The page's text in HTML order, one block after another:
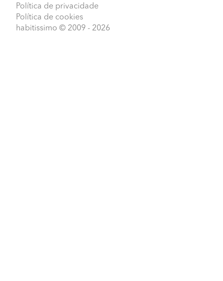
Política de privacidade
Política de cookies
habitissimo © 2009 - 2026